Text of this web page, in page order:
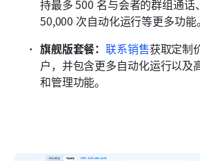
持最多 500 名与会者的群组通话
50,000 次自动化运行等更多功能。
旗舰版套餐：联系销售获取定制
户，并包含更多自动化运行以及
和管理功能。